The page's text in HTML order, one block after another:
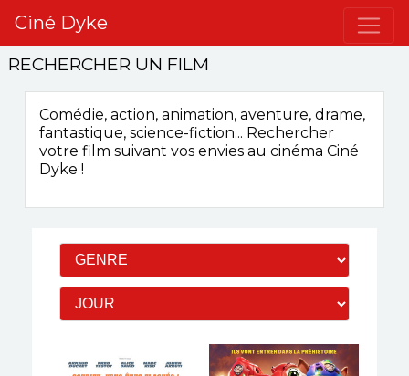
Ciné Dyke
RECHERCHER UN FILM
Comédie, action, animation, aventure, drame,
fantastique, science-fiction... Rechercher
votre film suivant vos envies au cinéma Ciné
Dyke !